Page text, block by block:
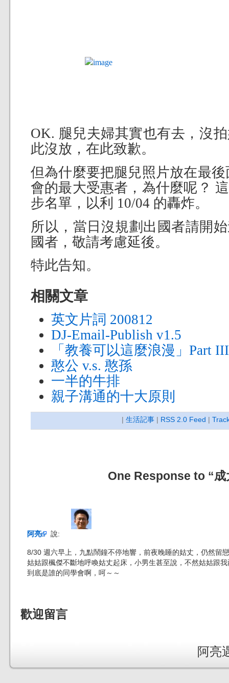
OK. 腿兒夫婦其實也有去，沒
此沒放，在此致歉。
但為什麼要把腿兒照片放在最
會的最大受惠者，為什麼呢？
步名單，以利 10/04 的轟炸。
所以，當日沒規劃出國者請開
國者，敬請考慮延後。
特此告知。
相關文章
英文片詞 200812
DJ-Email-Publish v1.5
「教養可以這麼浪漫」Part
憨公 v.s. 憨孫
一半的牛排
親子溝通的十大原則
| 生活記事 | RSS 2.0 Feed |
One Response to “成
阿亮 說:
8/30 週六早上，九點鬧鐘不停地響，前夜晚睡的姑丈，仍然留
姑姑跟楓傑不斷地呼喚姑丈起床，小男生甚至說，不然姑姑跟
到底是誰的同學會啊，呵～～
歡迎留言
阿亮